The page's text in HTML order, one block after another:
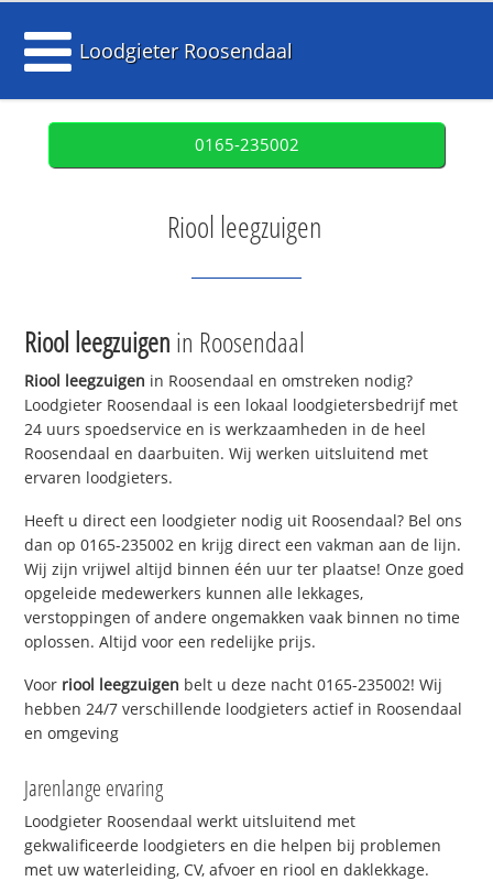
Loodgieter Roosendaal
0165-235002
Riool leegzuigen
Riool leegzuigen in Roosendaal
Riool leegzuigen in Roosendaal en omstreken nodig?
Loodgieter Roosendaal is een lokaal loodgietersbedrijf met
24 uurs spoedservice en is werkzaamheden in de heel
Roosendaal en daarbuiten. Wij werken uitsluitend met
ervaren loodgieters.
Heeft u direct een loodgieter nodig uit Roosendaal? Bel ons
dan op 0165-235002 en krijg direct een vakman aan de lijn.
Wij zijn vrijwel altijd binnen één uur ter plaatse! Onze goed
opgeleide medewerkers kunnen alle lekkages,
verstoppingen of andere ongemakken vaak binnen no time
oplossen. Altijd voor een redelijke prijs.
Voor riool leegzuigen belt u deze nacht 0165-235002! Wij
hebben 24/7 verschillende loodgieters actief in Roosendaal
en omgeving
Jarenlange ervaring
Loodgieter Roosendaal werkt uitsluitend met
gekwalificeerde loodgieters en die helpen bij problemen
met uw waterleiding, CV, afvoer en riool en daklekkage.